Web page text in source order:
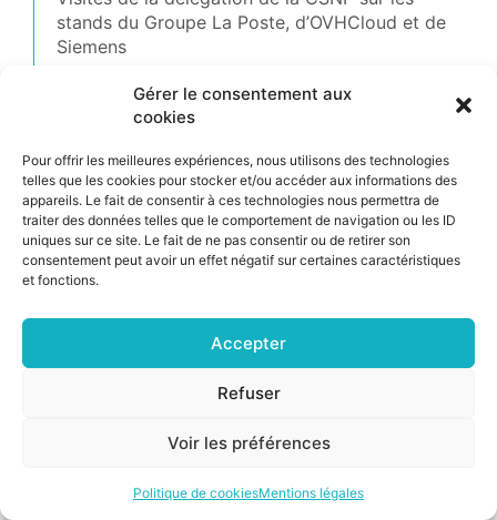
Gérer le consentement aux
cookies
Pour offrir les meilleures expériences, nous utilisons des technologies
telles que les cookies pour stocker et/ou accéder aux informations des
appareils. Le fait de consentir à ces technologies nous permettra de
traiter des données telles que le comportement de navigation ou les ID
uniques sur ce site. Le fait de ne pas consentir ou de retirer son
consentement peut avoir un effet négatif sur certaines caractéristiques
et fonctions.
Accepter
Refuser
Voir les préférences
Politique de cookiesMentions légales
stands du Groupe La Poste, d’OVHCloud et de
Siemens
©2026 CSNP |Mentions légales|Cookies